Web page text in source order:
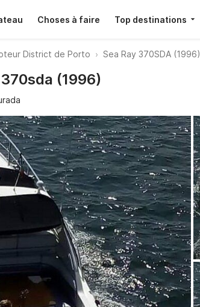
Choses à faire Top destinations
District de Porto Sea Ray 370SDA (1996)
(1996)